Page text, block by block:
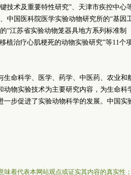
技术及重要特性研究”、天津市疾控中心
中国医科院医学实验动物研究所的“基因
“江苏省实验动物笼器具地方系列标准制
植治疗心肌梗死的动物实验研究”等11个
命科学、医学、药学、中医药、农业和
物实验技术为主要研究内容，为生命科
步促进了实验动物科学的发展。中国实
着代表本网站观点或证实其内容的真实性